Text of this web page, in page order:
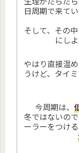
日周期で来て
そして、その
にし
やはり直接温
うけど、タイ
今周期は、
冬ではないの
ーラーをつける